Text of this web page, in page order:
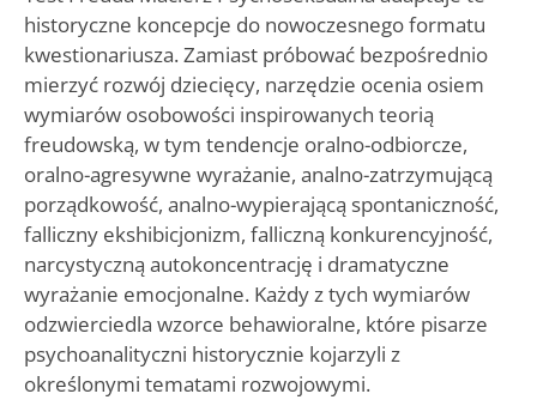
historyczne koncepcje do nowoczesnego formatu
kwestionariusza. Zamiast próbować bezpośrednio
mierzyć rozwój dziecięcy, narzędzie ocenia osiem
wymiarów osobowości inspirowanych teorią
freudowską, w tym tendencje oralno-odbiorcze,
oralno-agresywne wyrażanie, analno-zatrzymującą
porządkowość, analno-wypierającą spontaniczność,
falliczny ekshibicjonizm, falliczną konkurencyjność,
narcystyczną autokoncentrację i dramatyczne
wyrażanie emocjonalne. Każdy z tych wymiarów
odzwierciedla wzorce behawioralne, które pisarze
psychoanalityczni historycznie kojarzyli z
określonymi tematami rozwojowymi.